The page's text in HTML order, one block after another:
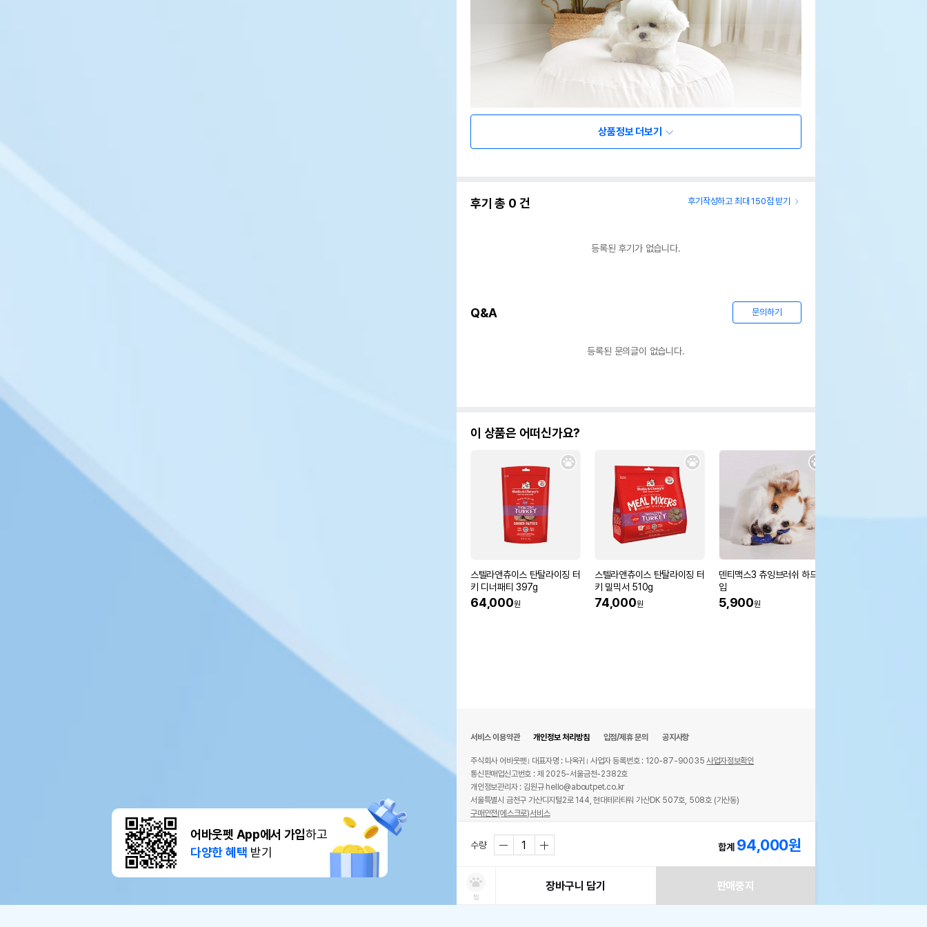
어바웃펫 App에서 가입하고
다양한 혜택 받기
상품정보 더보기
후기 총 0 건 후기작성하고 최대 150점 받기
등록된 후기가 없습니다.
Q&A 문의하기
등록된 문의글이 없습니다.
이 상품은 어떠신가요?
스텔라앤츄이스 탄탈라이징 터
키 디너패티 397g
64,000원
스텔라앤츄이스 탄탈라이징 터
키 밀믹서 510g
74,000원
덴티맥스3 츄잉브러쉬 하드타
입
5,900원
수량 합계 94,000원
찜
장바구니 담기 판매중지
서비스 이용약관 개인정보 처리방침 입점/제휴 문의 공지사항
주식회사 어바웃펫 대표자명 : 나옥귀 사업자 등록번호 : 120-87-90035사업자정보확인
통신판매업신고번호 : 제 2025-서울금천-2382호
개인정보관리자 : 김원규 hello@aboutpet.co.kr
서울특별시 금천구 가산디지털2로 144, 현대테라타워 가산DK 507호, 508호 (가산동)
구매안전(에스크로)서비스